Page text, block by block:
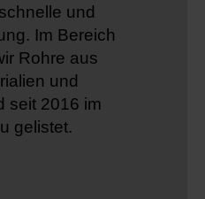
und
Im Bereich
Rohre aus
und
seit 2016 im
gelistet.